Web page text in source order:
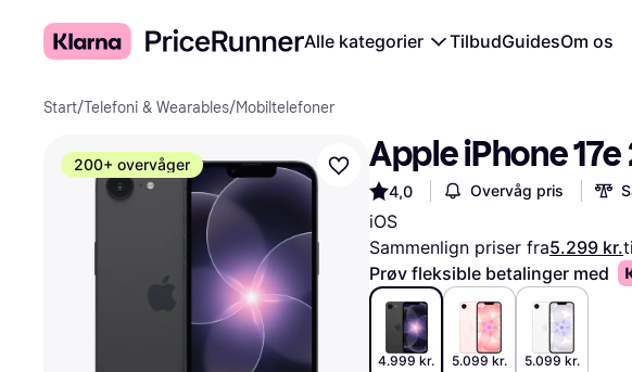
Alle kategorier TilbudGuidesOm os
Start/Telefoni & Wearables/Mobiltelefoner
200+ overvåger Apple iPhone
4,0 Overvåg pris
iOS
Sammenlign priser fra5.299 kr.
Prøv fleksible betalinger med
4.999 kr. 5.099 kr. 5.099 kr.